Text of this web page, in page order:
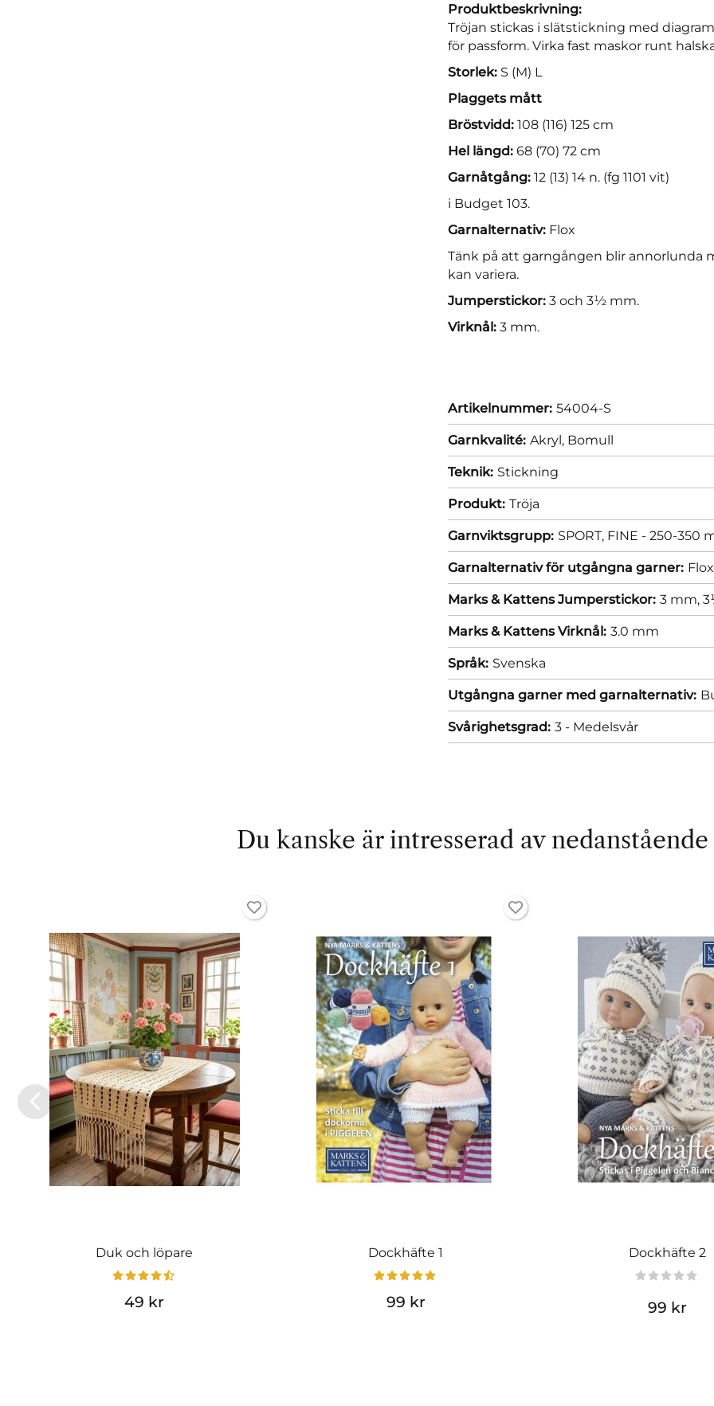
Produktbeskrivning:
Tröjan stickas i slätstickning med
för passform. Virka fast maskor runt
Storlek: S (M) L
Plaggets mått
Bröstvidd: 108 (116) 125 cm
Hel längd: 68 (70) 72 cm
Garnåtgång: 12 (13) 14 n. (fg 1101 vit)
i Budget 103.
Garnalternativ: Flox
Tänk på att garngången blir annorlunda
kan variera.
Jumperstickor: 3 och 3½ mm.
Virknål: 3 mm.
Artikelnummer: 54004-S
Garnkvalité: Akryl, Bomull
Teknik: Stickning
Produkt: Tröja
Garnviktsgrupp: SPORT, FINE - 250-350
Garnalternativ för utgångna garner:
Marks & Kattens Jumperstickor: 3 mm,
Marks & Kattens Virknål: 3.0 mm
Språk: Svenska
Utgångna garner med garnalternativ:
Svårighetsgrad: 3 - Medelsvår
Du kanske är intresserad av
Duk och löpare
49 kr
Dockhäfte 1
99 kr
Dockhäfte 2
99 kr